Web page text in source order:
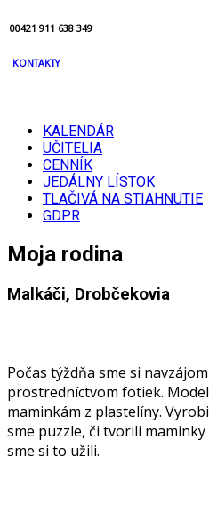
00421 911 638 349
KONTAKTY
KALENDÁR
UČITELIA
CENNÍK
JEDÁLNY LÍSTOK
TLAČIVÁ NA STIAHNUTIE
GDPR
Moja rodina
Malkáči, Drobčekovia
Počas týždňa sme si
prostredníctvom fotiek.
maminkám z plastelíny.
sme puzzle, či tvorili
sme si to užili.